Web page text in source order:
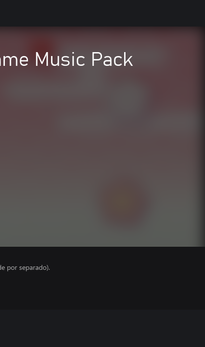
Music Pack
por separado).